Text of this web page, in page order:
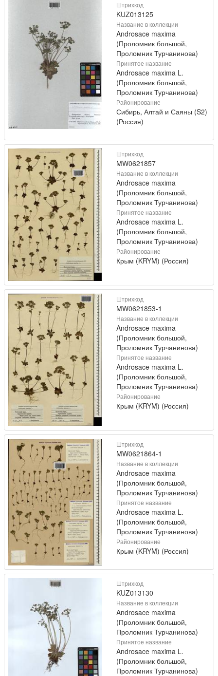
Штрихкод
KUZ013125
Название в коллекции
Androsace maxima
(Проломник большой,
Проломник Турчанинова)
Принятое название
Androsace maxima L.
(Проломник большой,
Проломник Турчанинова)
Районирование
Сибирь, Алтай и Саяны (S2)
(Россия)
Штрихкод
MW0621857
Название в коллекции
Androsace maxima
(Проломник большой,
Проломник Турчанинова)
Принятое название
Androsace maxima L.
(Проломник большой,
Проломник Турчанинова)
Районирование
Крым (KRYM) (Россия)
Штрихкод
MW0621853-1
Название в коллекции
Androsace maxima
(Проломник большой,
Проломник Турчанинова)
Принятое название
Androsace maxima L.
(Проломник большой,
Проломник Турчанинова)
Районирование
Крым (KRYM) (Россия)
Штрихкод
MW0621864-1
Название в коллекции
Androsace maxima
(Проломник большой,
Проломник Турчанинова)
Принятое название
Androsace maxima L.
(Проломник большой,
Проломник Турчанинова)
Районирование
Крым (KRYM) (Россия)
Штрихкод
KUZ013130
Название в коллекции
Androsace maxima
(Проломник большой,
Проломник Турчанинова)
Принятое название
Androsace maxima L.
(Проломник большой,
Проломник Турчанинова)